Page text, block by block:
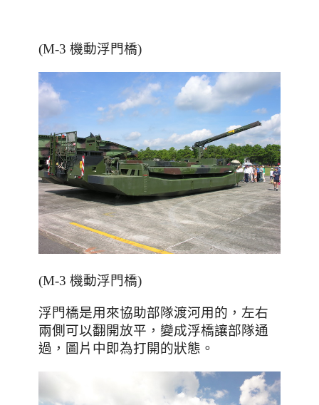
(M-3 機動浮門橋)
(M-3 機動浮門橋)
浮門橋是用來協助部隊渡河用的 ，左右
兩側可以翻開放平 ，變成浮橋讓部隊通
過 ，圖片中即為打開的狀態 。